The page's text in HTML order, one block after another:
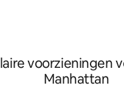
van Newark en Prudencial
35 minuten van NYC! Slechts
verwijderd van bars,
voorzieningen
Manhattan